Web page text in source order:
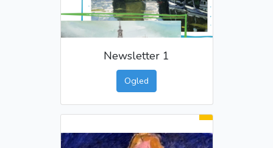
Newsletter 1
Ogled